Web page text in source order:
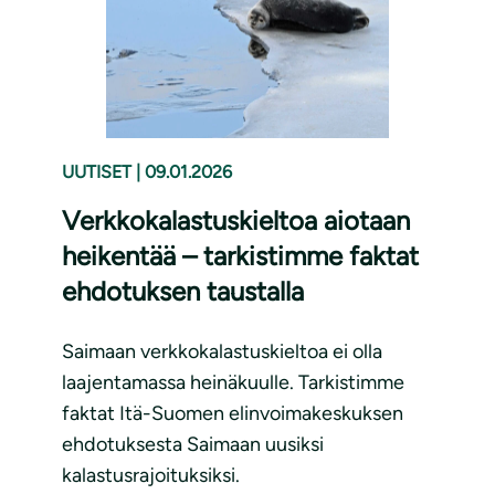
UUTISET 09.01.2026
Verkkokalastuskieltoa aiotaan
heikentää – tarkistimme faktat
ehdotuksen taustalla
Saimaan verkkokalastuskieltoa ei olla
laajentamassa heinäkuulle. Tarkistimme
faktat Itä-Suomen elinvoimakeskuksen
ehdotuksesta Saimaan uusiksi
kalastusrajoituksiksi.